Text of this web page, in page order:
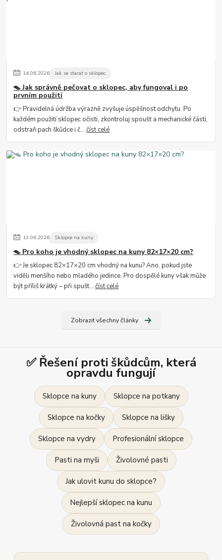
14.06.2026 Jak se starat o sklopec
🪤 Jak správně pečovat o sklopec, aby fungoval i po
prvním použití
👉 Pravidelná údržba výrazně zvyšuje úspěšnost odchytu. Po
každém použití sklopec očisti, zkontroluj spoušť a mechanické části,
odstraň pach škůdce i č...číst celé
13.06.2026 Sklopce na kuny
🪤 Pro koho je vhodný sklopec na kuny 82×17×20 cm?
👉 Je sklopec 82×17×20 cm vhodný na kunu? Ano, pokud jste
viděli menšího nebo mladého jedince. Pro dospělé kuny však může
být příliš krátký – při spušt...číst celé
Zobrazit všechny články
✅ Řešení proti škůdcům, která
opravdu fungují
Sklopce na kuny Sklopce na potkany
Sklopce na kočky Sklopce na lišky
Sklopce na vydry Profesionální sklopce
Pasti na myši Živolovné pasti
Jak ulovit kunu do sklopce?
Nejlepší sklopec na kunu
Živolovná past na kočky